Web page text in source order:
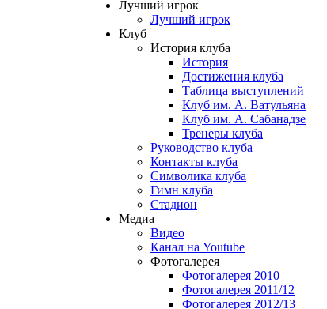
Лучший игрок
Лучший игрок
Клуб
История клуба
История
Достижения клуба
Таблица выступлений
Клуб им. А. Ватульяна
Клуб им. А. Сабанадзе
Тренеры клуба
Руководство клуба
Контакты клуба
Символика клуба
Гимн клуба
Стадион
Медиа
Видео
Канал на Youtube
Фотогалерея
Фотогалерея 2010
Фотогалерея 2011/12
Фотогалерея 2012/13